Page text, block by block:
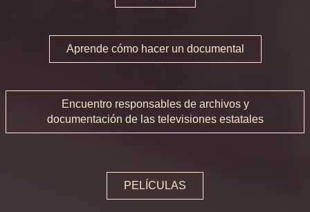
Información Práctica
Talleres
Memorimage y vino
Aprende cómo hacer un documental
Encuentro responsables de archivos y
documentación de las televisiones estatales
PELÍCULAS